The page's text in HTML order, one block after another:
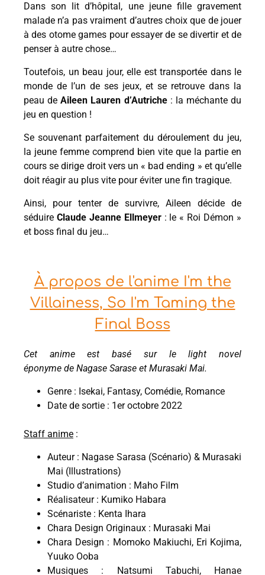
Dans son lit d’hôpital, une jeune fille gravement
malade n’a pas vraiment d’autres choix que de jouer
à des otome games pour essayer de se divertir et de
penser à autre chose…
Toutefois, un beau jour, elle est transportée dans le
monde de l’un de ses jeux, et se retrouve dans la
peau deAileen Lauren d’Autriche : la méchante du
jeu en question !
Se souvenant parfaitement du déroulement du jeu,
la jeune femme comprend bien vite que la partie en
cours se dirige droit vers un « bad ending » et qu’elle
doit réagir au plus vite pour éviter une fin tragique.
Ainsi, pour tenter de survivre, Aileen décide de
séduire Claude Jeanne Ellmeyer : le « Roi Démon »
et boss final du jeu…
À propos de l'anime I'm the
Villainess, So I'm Taming the
Final Boss
Cet anime est basé sur le light novel
éponyme de Nagase Sarase et Murasaki Mai.
Genre : Isekai, Fantasy, Comédie, Romance
Date de sortie : 1er octobre 2022
Staff anime :
Auteur : Nagase Sarasa (Scénario) & Murasaki
Mai (Illustrations)
Studio d’animation : Maho Film
Réalisateur : Kumiko Habara
Scénariste : Kenta Ihara
Chara Design Originaux : Murasaki Mai
Chara Design : Momoko Makiuchi, Eri Kojima,
Yuuko Ooba
Musiques : Natsumi Tabuchi, Hanae